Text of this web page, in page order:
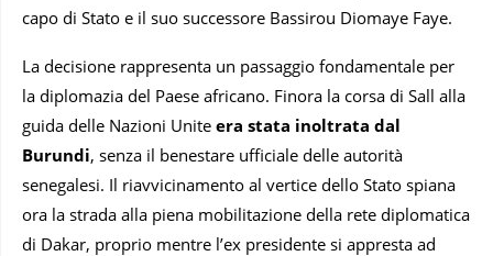
capo di Stato e il suo successore Bassirou Diomaye Faye.
La decisione rappresenta un passaggio fondamentale per
la diplomazia del Paese africano. Finora la corsa di Sall alla
guida delle Nazioni Unite era stata inoltrata dal
Burundi, senza il benestare ufficiale delle autorità
senegalesi. Il riavvicinamento al vertice dello Stato spiana
ora la strada alla piena mobilitazione della rete diplomatica
di Dakar, proprio mentre l’ex presidente si appresta ad